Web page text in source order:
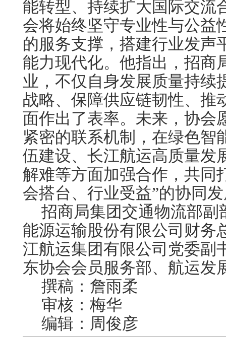
能转型、持续扩大国际交流
会将始终坚守专业性与公益
的服务支撑，搭建行业发声
能力现代化。他指出，招商
业，不仅自身发展质量持续
战略、保障供应链韧性、推
面作出了表率。未来，协会
紧密的联系机制，在绿色智
伍建设、长江航运高质量发
解难等方面加强合作 ，共同
会搭台、行业受益”的协同
招商局集团交通物流部副
能源运输股份有限公司财务
江航运集团有限公司党委副
东协会会员服务部、航运发
撰稿：詹雨柔
审核：梅华
编辑：周俊彦